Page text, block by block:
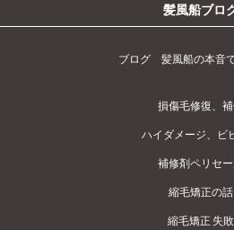
髪風船ブロ
ブログ 髪風船の本音
損傷毛修復、
ハイダメージ、ビ
補修剤ペリセ
縮毛矯正の話
縮毛矯正 失敗